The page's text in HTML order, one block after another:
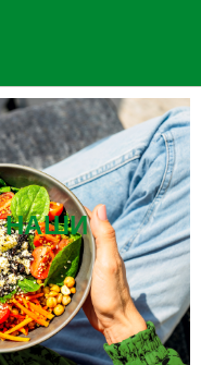
НАШИ